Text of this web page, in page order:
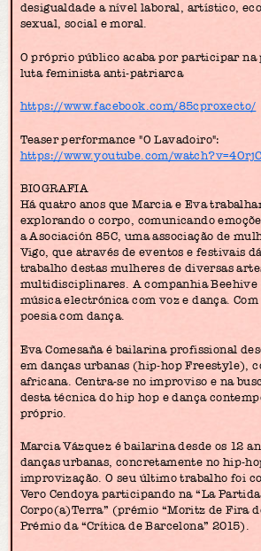
desigualdade a nível laboral, artístico,
sexual, social e moral.
O próprio público acaba por participar na
luta feminista anti-patriarca
https://www.facebook.com/85cproxecto/
Teaser performance "O Lavadoiro":
https://www.youtube.com/
BIOGRAFIA
Há quatro anos que Marcia e Eva
explorando o corpo, comunicando
a Asociación 85C, uma associação de
Vigo, que através de eventos e festivais
trabalho destas mulheres de diversas
multidisciplinares. A companhia Beehive
música electrónica com voz e dança.
poesia com dança.
Eva Comesaña é bailarina profissional
em danças urbanas (hip-hop Freestyle),
africana. Centra-se no improviso e na
desta técnica do hip hop e dança
próprio.
Marcia Vázquez é bailarina desde os 12
danças urbanas, concretamente no hip-
improvização. O seu último trabalho foi
Vero Cendoya participando na “La
Corpo(a)Terra” (prémio “Moritz de Fira
Prémio da “Crítica de Barcelona” 2015).